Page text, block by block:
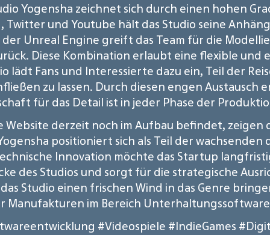
Yogensha zeichnet sich durch einen hohen
Twitter und Youtube hält das Studio seine
Unreal Engine greift das Team für die
Diese Kombination erlaubt eine flexible
lädt Fans und Interessierte dazu ein, Teil der
zu lassen. Durch diesen engen Austausch
für das Detail ist in jeder Phase der
Website derzeit noch im Aufbau befindet, zeigen
positioniert sich als Teil der
Innovation möchte das Startup
des Studios und sorgt für die strategische
Studio einen frischen Wind in das Genre
Manufakturen im Bereich
#Videospiele #IndieGames